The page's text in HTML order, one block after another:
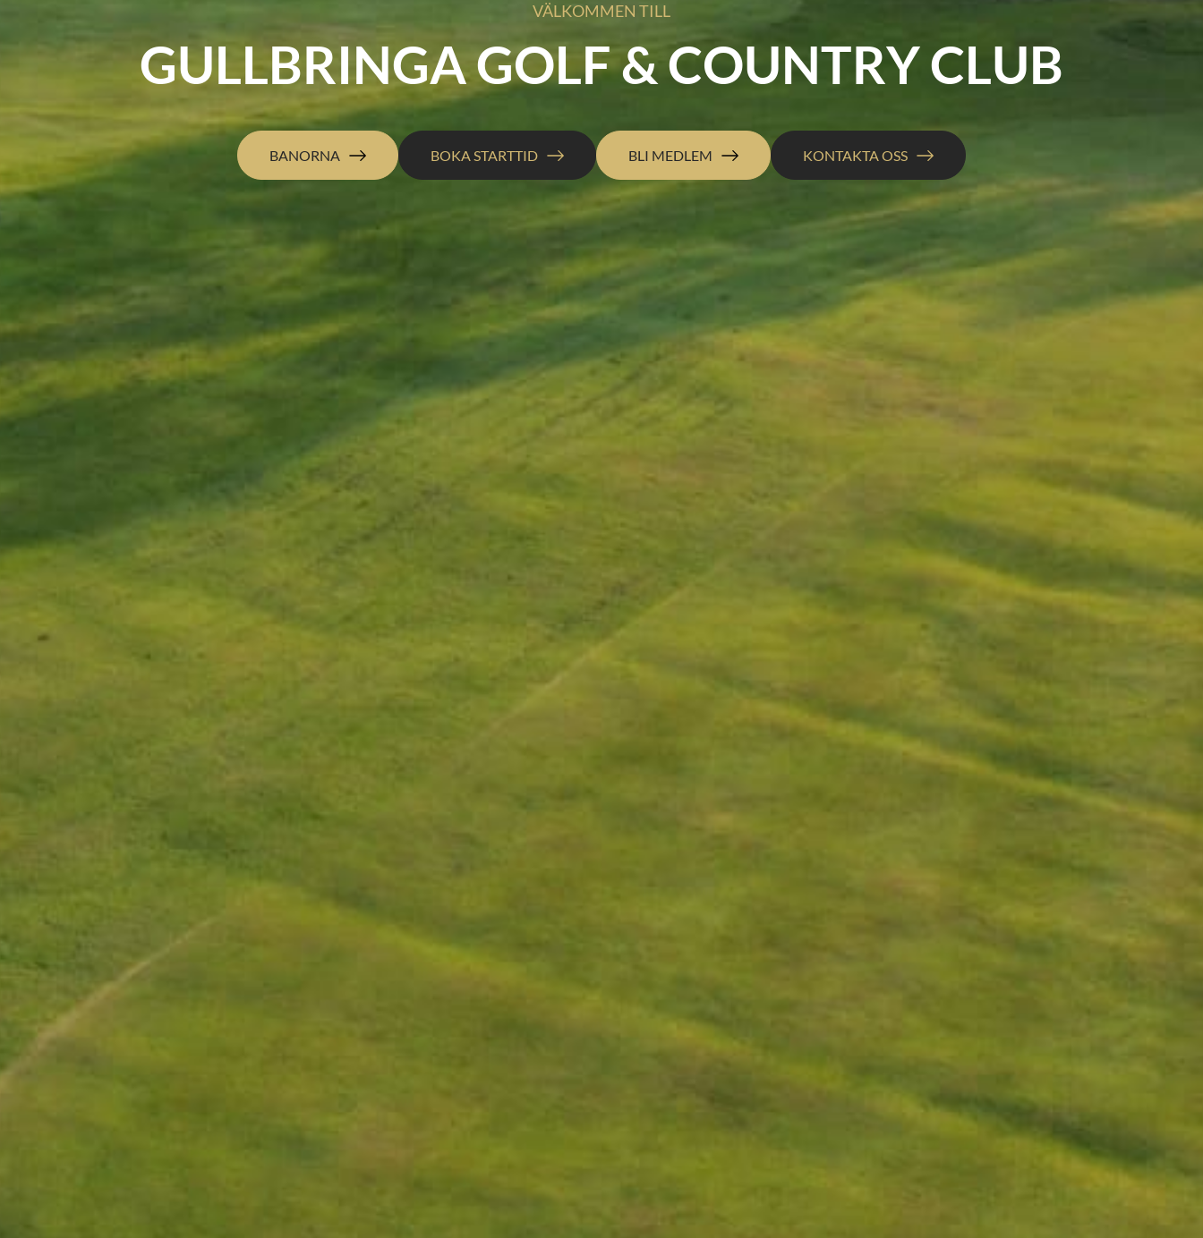
VÄLKOMMEN TILL
GULLBRINGA GOLF & COUNTRY CLUB
BANORNA BOKA STARTTID BLI MEDLEM KONTAKTA OSS